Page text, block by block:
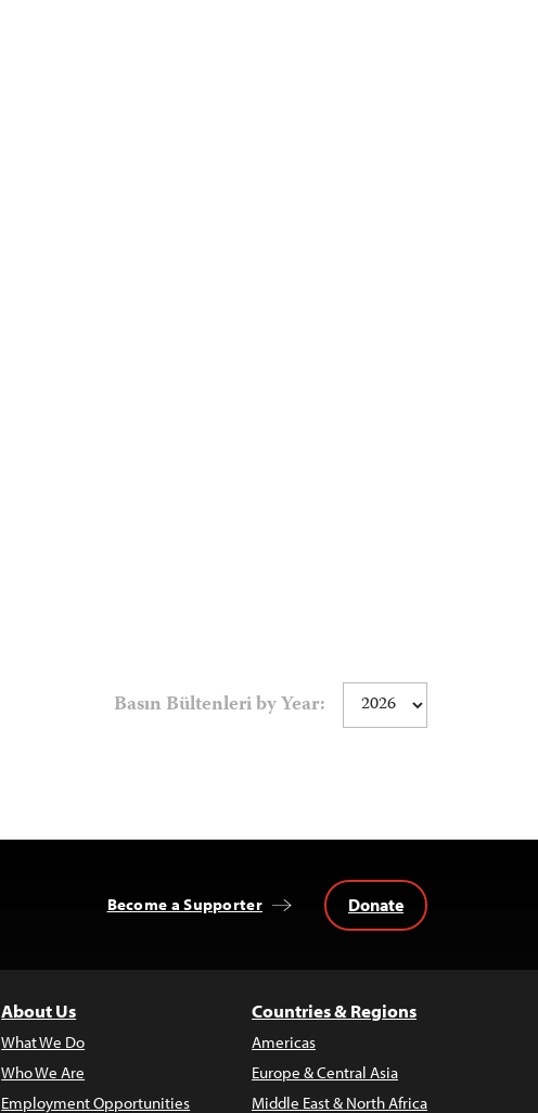
Basın Bültenleri by Year:
Become a Supporter Donate
About Us
What We Do
Who We Are
Employment Opportunities
Countries & Regions
Americas
Europe & Central Asia
Middle East & North Africa